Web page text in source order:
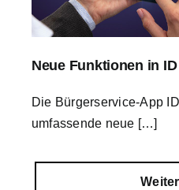
Neue Funktionen in
Die Bürgerservice-App
umfassende neue […]